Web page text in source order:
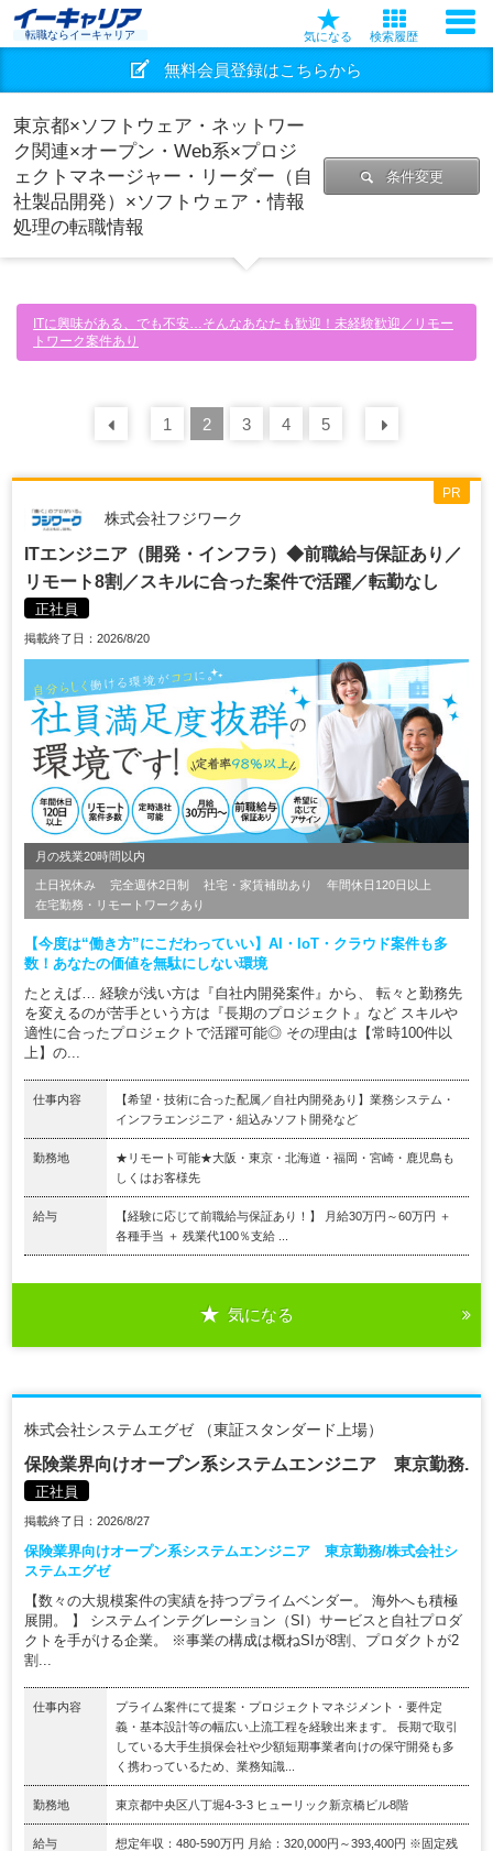
転職ならイーキャリア 気になる 検索履歴
無料会員登録はこちらから
東京都×ソフトウェア・ネットワー
ク関連×オープン・Web系×プロジ
ェクトマネージャー・リーダー（自
社製品開発）×ソフトウェア・情報
処理の転職情報
条件変更
ITに興味がある、でも不安…そんなあなたも歓迎！未経験歓迎／リモー
トワーク案件あり
前の 30
1 2 3 4 5
株式会社フジワーク
ITエンジニア（開発・インフラ）◆前職給与保証あり／
リモート8割／スキルに合った案件で活躍／転勤なし
正社員
掲載終了日：2026/8/20
月の残業20時間以内
土日祝休み 完全週休2日制 社宅・家賃補助あり
年間休日120日以上
在宅勤務・リモートワークあり
【今度は“働き方”にこだわっていい】AI・IoT・クラウド案件も多
数！あなたの価値を無駄にしない環境
たとえば… 経験が浅い方は『自社内開発案件』から、 転々と勤務先
を変えるのが苦手という方は『長期のプロジェクト』など スキルや
適性に合ったプロジェクトで活躍可能◎ その理由は【常時100件以
上】の...
仕事内容
【希望・技術に合った配属／自社内開発あり】業務システム・
インフラエンジニア・組込みソフト開発など
勤務地
★リモート可能★大阪・東京・北海道・福岡・宮崎・鹿児島も
しくはお客様先
給与
【経験に応じて前職給与保証あり！】 月給30万円～60万円 ＋
各種手当 ＋ 残業代100％支給 ...
気になる
PR
株式会社システムエグゼ （東証スタンダード上場）
保険業界向けオープン系システムエンジニア 東京勤務.
正社員
掲載終了日：2026/8/27
保険業界向けオープン系システムエンジニア 東京勤務/株式会社シ
ステムエグゼ
【数々の大規模案件の実績を持つプライムベンダー。 海外へも積極
展開。 】 システムインテグレーション（SI）サービスと自社プロダ
クトを手がける企業。 ※事業の構成は概ねSIが8割、プロダクトが2
割...
仕事内容
プライム案件にて提案・プロジェクトマネジメント・要件定
義・基本設計等の幅広い上流工程を経験出来ます。 長期で取引
している大手生損保会社や少額短期事業者向けの保守開発も多
く携わっているため、業務知識...
勤務地 東京都中央区八丁堀4-3-3 ヒューリック新京橋ビル8階
給与
想定年収：480-590万円 月給：320,000円～393,400円 ※固定残